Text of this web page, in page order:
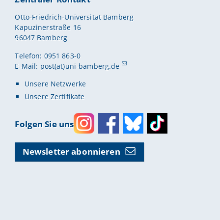
Otto-Friedrich-Universität Bamberg
Kapuzinerstraße 16
96047 Bamberg
Telefon: 0951 863-0
E-Mail: post(at)uni-bamberg.de
Unsere Netzwerke
Unsere Zertifikate
Folgen Sie uns
InstagramFacebook
Bluesky
Newsletter abonnieren